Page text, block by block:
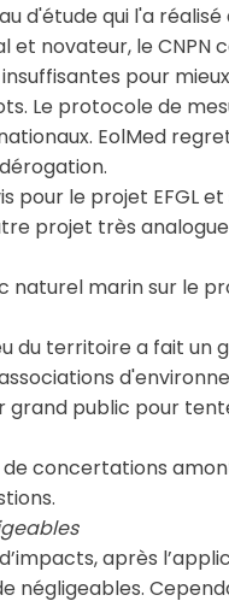
d'étude qui l'a
et novateur, le
pour
Le protocole de
EolMed
pour le projet EFGL
projet très
marin sur le
du territoire a fait
grand public pour
de concertations
après
négligeables.